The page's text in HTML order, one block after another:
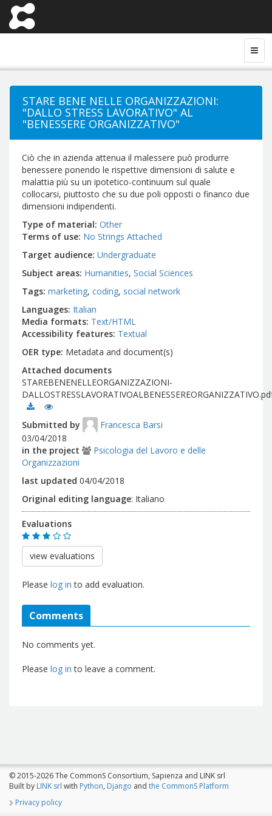
STARE BENE NELLE ORGANIZZAZIONI:
"DALLO STRESS LAVORATIVO" AL
"BENESSERE ORGANIZZATIVO"
Ciò che in azienda attenua il malessere può produrre
benessere ponendo le rispettive dimensioni di salute e
malattia più su un ipotetico-continuum sul quale
collocarsi, piuttosto che su due poli opposti o financo due
dimensioni indipendenti.
Type of material Other
Terms of use No Strings Attached
Target audience Undergraduate
Subject areas Humanities Social Sciences
Tags marketing coding social network
Languages Italian
Media formats Text/HTML
Accessibility features Textual
OER type Metadata and document(s)
Attached documents
STAREBENENELLEORGANIZZAZIONI-
Submitted by
Francesca Barsi
03/04/2018
in the project
Psicologia del Lavoro e delle
Organizzazioni
last updated 04/04/2018
Original editing language: Italiano
Evaluations
view evaluations
Please log in to add evaluation.
Comments
No comments yet.
Please log in to leave a comment.
© 2015-2026 The CommonS Consortium, Sapienza and LINK srl
Built by LINK srl with Python, Django and the CommonS Platform
Privacy policy